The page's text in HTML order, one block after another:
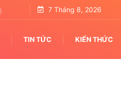
7 Tháng 8, 2026
TIN TỨC KIẾN THỨC